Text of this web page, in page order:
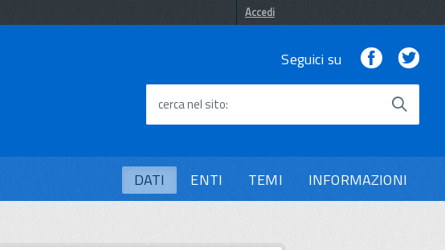
Accedi
Seguici su Facebook
cerca nel sito
DATI ENTI TEMI INFORMAZIONI